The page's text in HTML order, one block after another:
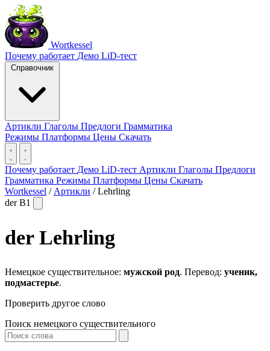
Wortkessel
Почему работает Демо LiD-тест
Справочник
Артикли Глаголы Предлоги Грамматика
Режимы Платформы Цены Скачать
Почему работает Демо LiD-тест Артикли Глаголы Предлоги
Грамматика Режимы Платформы Цены Скачать
Wortkessel / Артикли / Lehrling
derB1
derLehrling
Немецкое существительное: мужской род. Перевод: ученик,
подмастерье.
Проверить другое слово
Поиск немецкого существительного